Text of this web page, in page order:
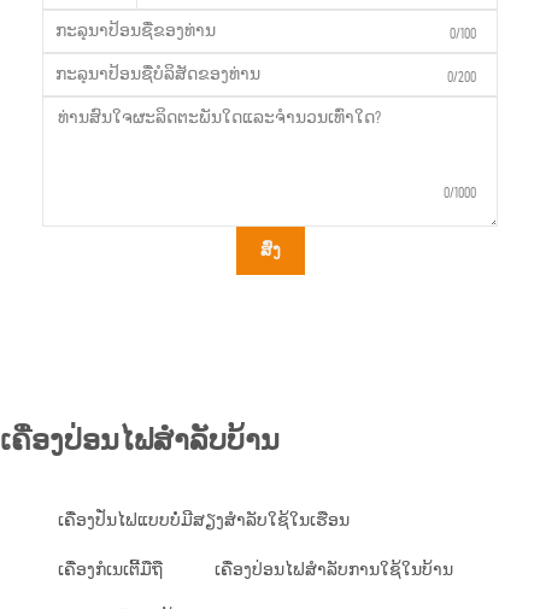
0/100
0/200
0/1000
ສົ່ງ
ເຄື່ອງປ່ອນໄຟສຳລັບບ້ານ
ເຄື່ອງປັ່ນໄຟແບບບໍ່ມີສຽງສໍາລັບໃຊ້ໃນເຮືອນ
ເຄື່ອງກໍເນເຕີ້ມືຖື ເຄື່ອງປ່ອນໄຟສຳລັບການໃຊ້ໃນບ້ານ